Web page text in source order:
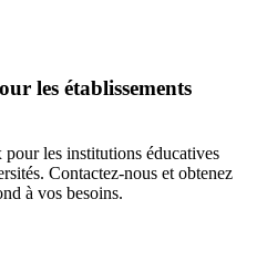
les établissements
les institutions éducatives
Contactez-nous et obtenez
à vos besoins.